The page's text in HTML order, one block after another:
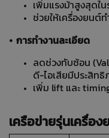
เพิ่มแรงม้าสูงสุดใ
ช่วยให้เครื่องยนต์
• การทำงานละเอียด
ลดช่วงทับซ้อน
ดี-ไอเสียมีประสิทธิ
เพิ่ม lift และ
เครือข่ายรุ่นเครื่อง